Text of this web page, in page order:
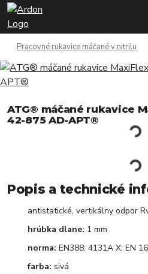
Pracovné rukavice máčané v nitrilu
ATG® máčané rukavice
42-875 AD-APT®
Popis a technické
antistatické, vertikálny odpor
hrúbka dlane: 1 mm
norma: EN388: 4131A X; EN
farba: sivá